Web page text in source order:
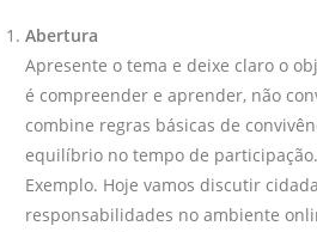
Abertura
Apresente o tema e deixe claro o
é compreender e aprender, não
combine regras básicas de
equilíbrio no tempo de participação.
Exemplo. Hoje vamos discutir
responsabilidades no ambiente